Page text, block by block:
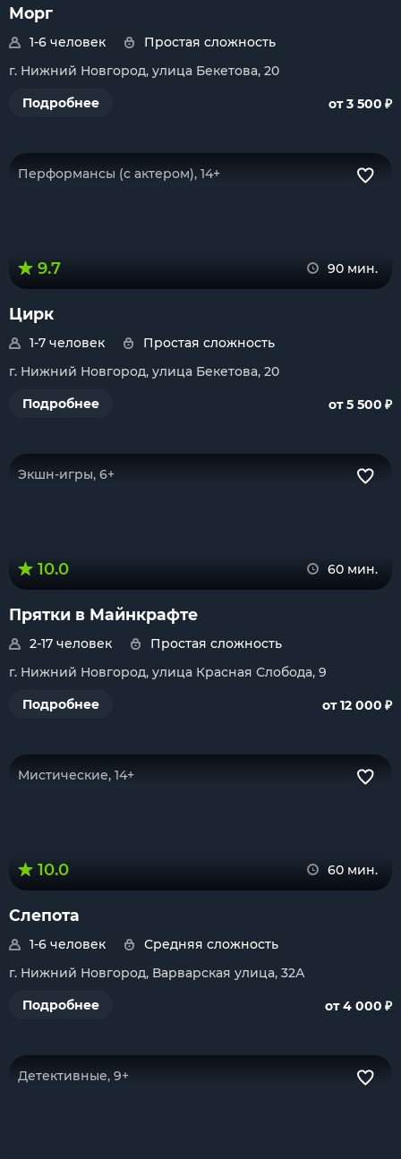
Морг
1-6 человек
Простая сложность
г. Нижний Новгород, улица Бекетова, 20
Подробнее
от 3 500 ₽
Перформансы (с актером), 14+
9.7 90 мин.
Цирк
1-7 человек
Простая сложность
г. Нижний Новгород, улица Бекетова, 20
Подробнее
от 5 500 ₽
Экшн-игры, 6+
10.0 60 мин.
Прятки в Майнкрафте
2-17 человек
Простая сложность
г. Нижний Новгород, улица Красная Слобода, 9
Подробнее
от 12 000 ₽
Мистические, 14+
10.0 60 мин.
Слепота
1-6 человек
Средняя сложность
г. Нижний Новгород, Варварская улица, 32А
Подробнее
от 4 000 ₽
Детективные, 9+